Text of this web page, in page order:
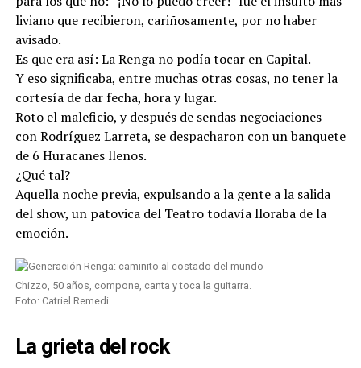
liviano que recibieron, cariñosamente, por no haber
avisado.
Es que era así: La Renga no podía tocar en Capital.
Y eso significaba, entre muchas otras cosas, no tener la
cortesía de dar fecha, hora y lugar.
Roto el maleficio, y después de sendas negociaciones
con Rodríguez Larreta, se despacharon con un banquete
de 6 Huracanes llenos.
¿Qué tal?
Aquella noche previa, expulsando a la gente a la salida
del show, un patovica del Teatro todavía lloraba de la
emoción.
Chizzo, 50 años, compone, canta y toca la guitarra.
Foto: Catriel Remedi
La grieta del rock